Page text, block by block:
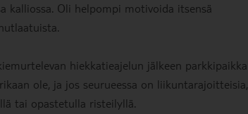
kalliossa. Oli helpompi motivoida itsensä
hiekkatieajelun jälkeen parkkipaikka
ole, ja jos seurueessa on liikuntarajoitteisia,
tai opastetulla risteilyllä.